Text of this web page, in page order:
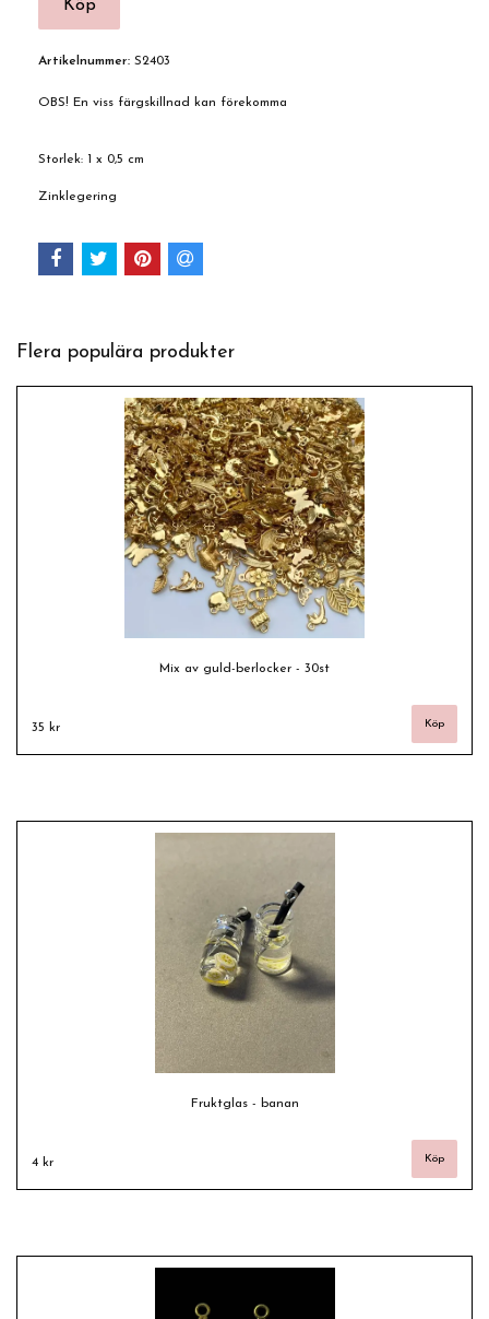
Artikelnummer: S2403
OBS! En viss färgskillnad kan förekomma
Storlek: 1 x 0,5 cm
Zinklegering
Flera populära produkter
Mix av guld-berlocker - 30st
35 kr
Fruktglas - banan
4 kr